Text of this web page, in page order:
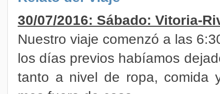
30/07/2016: Sábado: Vitoria-
Nuestro viaje comenzó a las
los días previos habíamos
tanto a nivel de ropa, comida